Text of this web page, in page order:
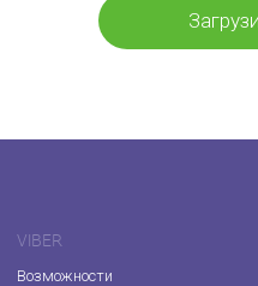
VIBER
Возможности